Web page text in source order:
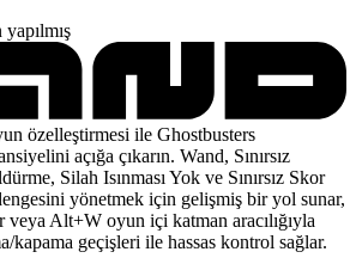
özelleştirmesi ile Ghostbusters
açığa çıkarın. Wand, Sınırsız
Silah Isınması Yok ve Sınırsız Skor
yönetmek için gelişmiş bir yol sunar,
Alt+W oyun içi katman aracılığıyla
kapama geçişleri ile hassas kontrol sağlar.